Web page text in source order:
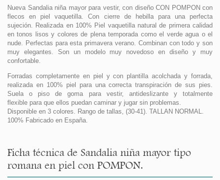
Nueva Sandalia niña mayor para vestir, con diseño CON POMPON con
flecos en piel vaquetilla. Con cierre de hebilla para una perfecta
sujeción. Realizada en 100% Piel vaquetilla natural de primera calidad
en tonos lisos y colores de plena temporada como el verde agua o el
nude. Perfectas para esta primavera verano. Combinan con todo y son
muy elegantes. Son un modelo muy novedoso en diseño y muy
confortable.
Forradas completamente en piel y con plantilla acolchada y forrada,
realizada en 100% piel para una correcta transpiración de sus pies.
Suela o piso de goma para vestir, antideslizante y totalmente
flexible para que ellos puedan caminar y jugar sin problemas.
Disponible en 3 colores. Rango de tallas, (30-41). TALLAN NORMAL.
100% Fabricado en España.
Ficha técnica de Sandalia niña mayor tipo
romana en piel con POMPON.